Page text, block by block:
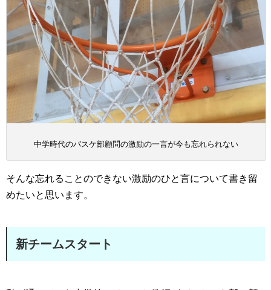
中学時代のバスケ部顧問の激励の一言が今も忘れられない
そんな忘れることのできない激励のひと言について書き留
めたいと思います。
新チームスタート